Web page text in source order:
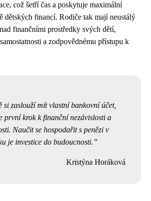
což šetří čas a poskytuje maximální
dětských financí. Rodiče tak mají neustálý
finančními prostředky svých dětí,
a zodpovědnému přístupu k
si zaslouží mít vlastní bankovní účet,
první krok k finanční nezávislosti a
Naučit se hospodařit s penězi v
je investice do budoucnosti.
Kristýna Horáková